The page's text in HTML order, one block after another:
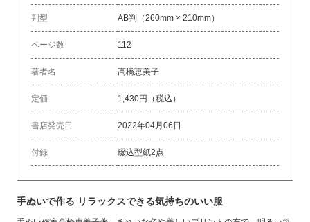
判型 AB判（260mm × 210mm）
ページ数 112
著者名 高橋恵美子
定価 1,430円（税込）
書店発売日 2022年04月06日
付録 綴込型紙2点
手ぬいで作る リラックスできる気持ちのいい服